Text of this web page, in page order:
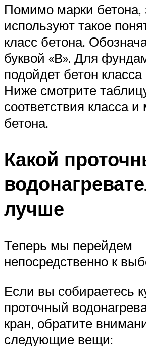
Помимо марки бетона,
используют такое
класс бетона.
буквой «В». Для
подойдет бетон
Ниже смотрите
соответствия класса и
бетона.
Какой
лучше
Теперь мы перейдем
непосредственно к
Если вы собираетесь
проточный
кран, обратите
следующие вещи: